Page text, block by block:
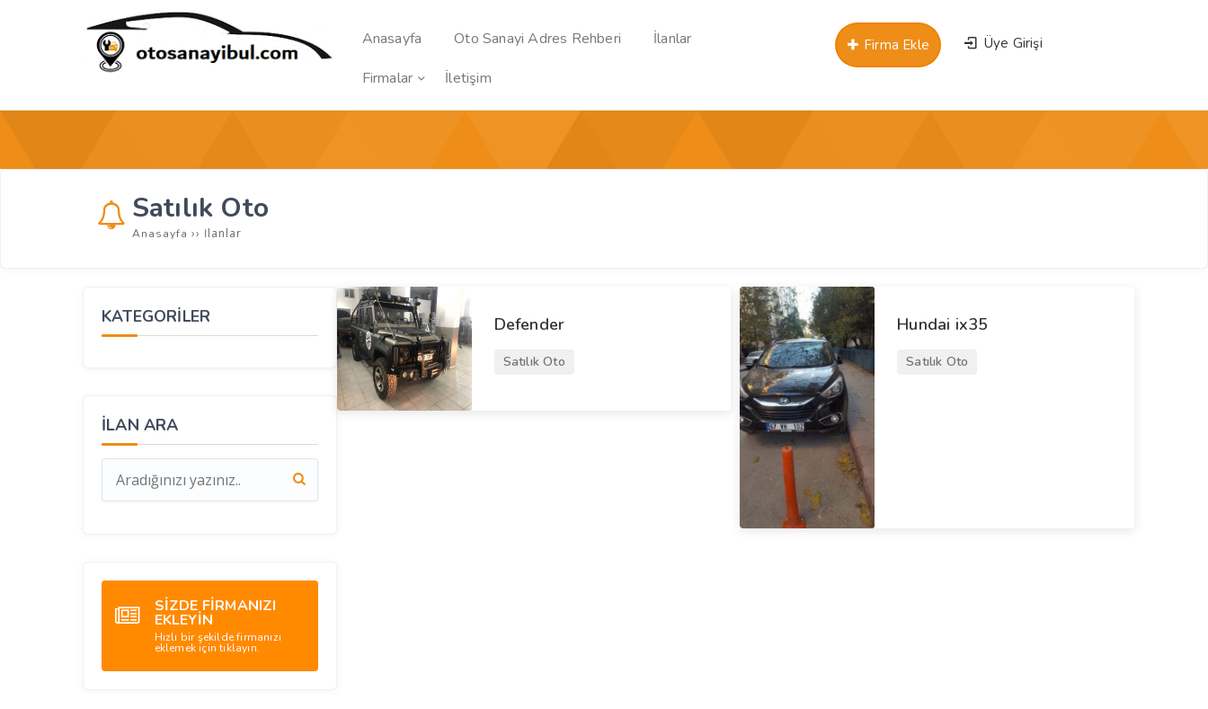
Anasayfa Oto Sanayi Adres Rehberi
İlanlar
Firmalar
İletişim
Üye Girişi
Firma Ekle
Satılık Oto
Anasayfa ›› İlanlar
KATEGORİLER
İLAN ARA
SİZDE FİRMANIZI
EKLEYİN
Hızlı bir şekilde firmanızı
eklemek için tıklayın.
Defender
Satılık Oto
Hundai ix35
Satılık Oto